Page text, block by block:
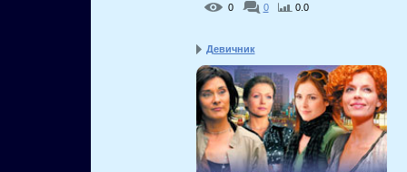
0 0 0.0
Девичник